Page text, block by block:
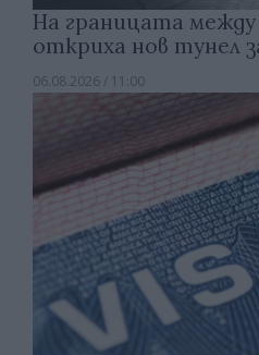
На границата
откриха нов тунел
06.08.2026 / 11:00